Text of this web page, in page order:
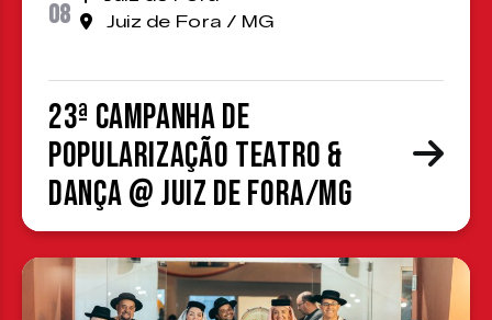
08
Juiz de Fora / MG
23ª Campanha de
Popularização Teatro &
Dança @ Juiz de Fora/MG